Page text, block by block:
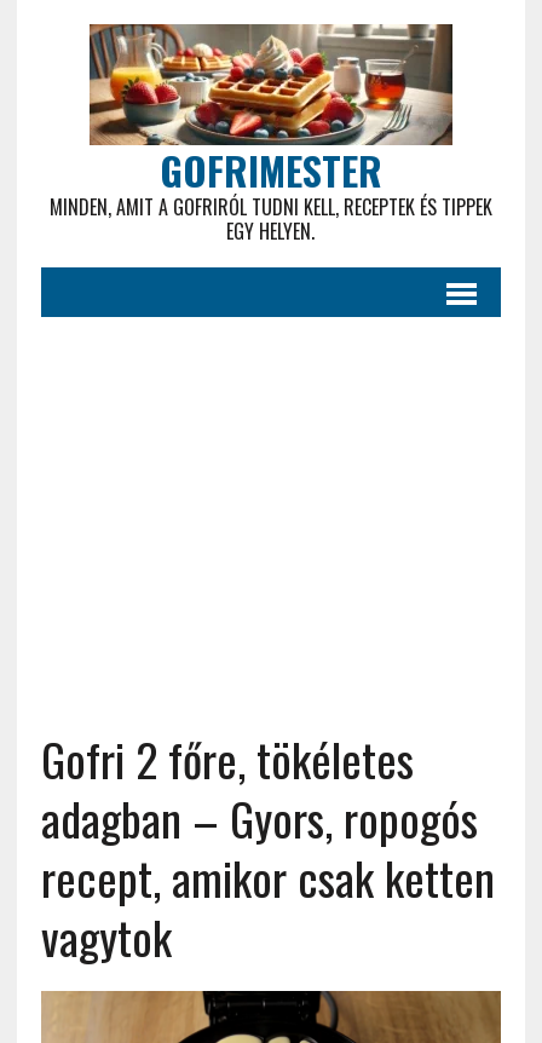
GOFRIMESTER
MINDEN, AMIT A GOFRIRÓL TUDNI KELL, RECEPTEK ÉS TIPPEK
EGY HELYEN.
Gofri 2 főre, tökéletes
adagban – Gyors, ropogós
recept, amikor csak ketten
vagytok